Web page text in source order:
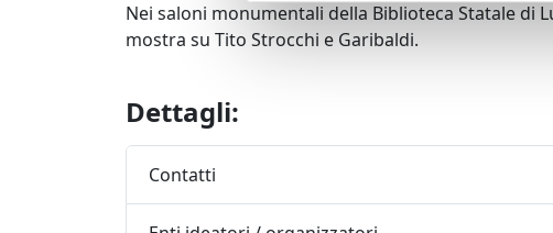
Nei saloni monumentali della Biblioteca Statale di
mostra su Tito Strocchi e Garibaldi.
Dettagli:
Contatti